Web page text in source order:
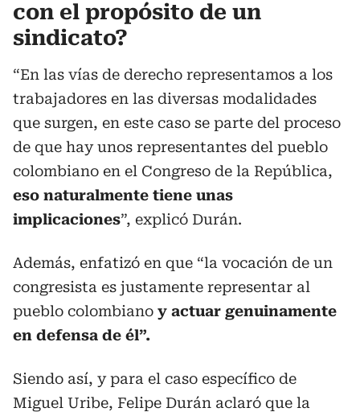
con el propósito de un
sindicato?
“En las vías de derecho representamos a los
trabajadores en las diversas modalidades
que surgen, en este caso se parte del proceso
de que hay unos representantes del pueblo
colombiano en el Congreso de la República,
eso naturalmente tiene unas
implicaciones”, explicó Durán.
Además, enfatizó en que “la vocación de un
congresista es justamente representar al
pueblo colombiano y actuar genuinamente
en defensa de él”.
Siendo así, y para el caso específico de
Miguel Uribe, Felipe Durán aclaró que la